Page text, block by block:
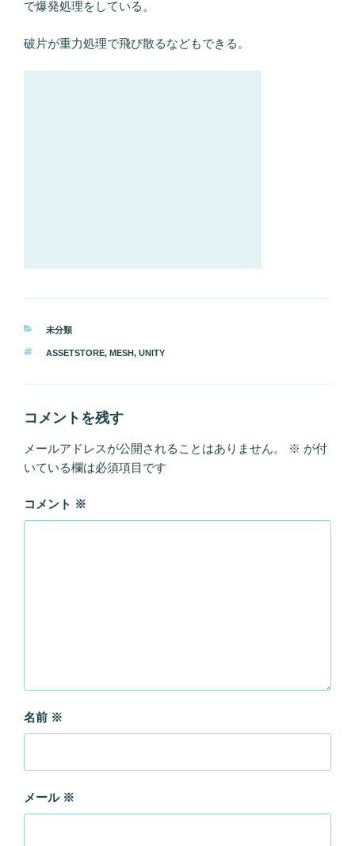
で爆発処理をしている。
破片が重力処理で飛び散るなどもできる。
カ
ゴ
ー
未分類
タ
ASSETSTORE, MESH, UNITY
コメントを残す
メールアドレスが公開されることはありません。 ※ が付
いている欄は必須項目です
コメント ※
名前 ※
メール ※